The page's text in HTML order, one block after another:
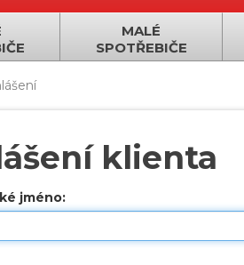
MALÉ
SPOTŘEBIČE
klienta
jméno: